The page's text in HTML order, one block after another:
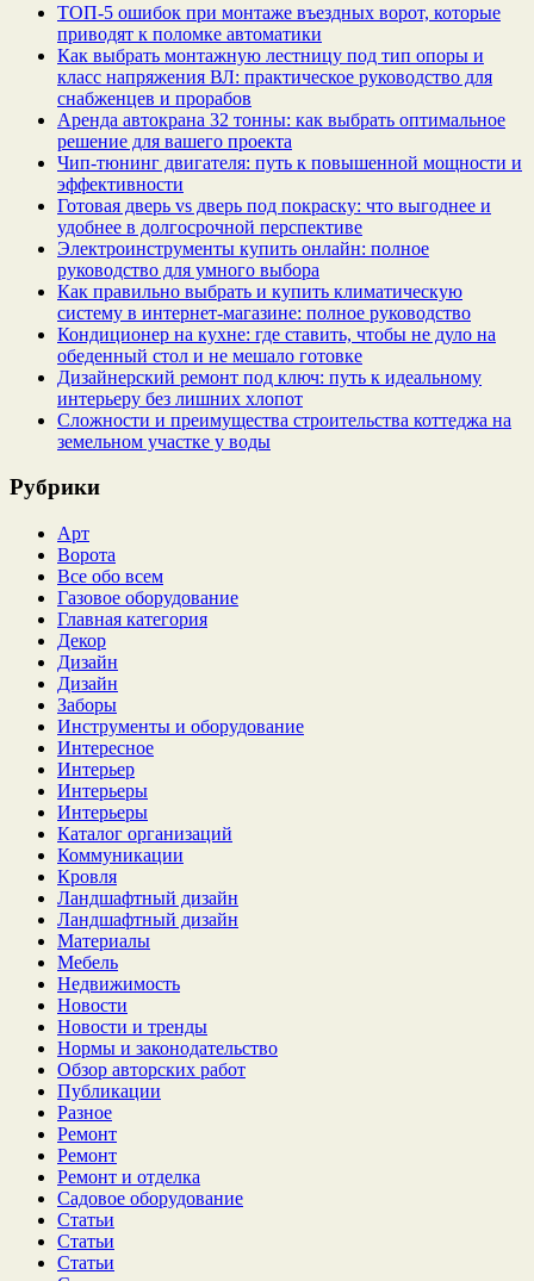
ТОП-5 ошибок при монтаже въездных ворот, которые
приводят к поломке автоматики
Как выбрать монтажную лестницу под тип опоры и
класс напряжения ВЛ: практическое руководство для
снабженцев и прорабов
Аренда автокрана 32 тонны: как выбрать оптимальное
решение для вашего проекта
Чип‑тюнинг двигателя: путь к повышенной мощности и
эффективности
Готовая дверь vs дверь под покраску: что выгоднее и
удобнее в долгосрочной перспективе
Электроинструменты купить онлайн: полное
руководство для умного выбора
Как правильно выбрать и купить климатическую
систему в интернет‑магазине: полное руководство
Кондиционер на кухне: где ставить, чтобы не дуло на
обеденный стол и не мешало готовке
Дизайнерский ремонт под ключ: путь к идеальному
интерьеру без лишних хлопот
Сложности и преимущества строительства коттеджа на
земельном участке у воды
Рубрики
Арт
Ворота
Все обо всем
Газовое оборудование
Главная категория
Декор
Дизайн
Дизайн
Заборы
Инструменты и оборудование
Интересное
Интерьер
Интерьеры
Интерьеры
Каталог организаций
Коммуникации
Кровля
Ландшафтный дизайн
Ландшафтный дизайн
Материалы
Мебель
Недвижимость
Новости
Новости и тренды
Нормы и законодательство
Обзор авторских работ
Публикации
Разное
Ремонт
Ремонт
Ремонт и отделка
Садовое оборудование
Статьи
Статьи
Статьи